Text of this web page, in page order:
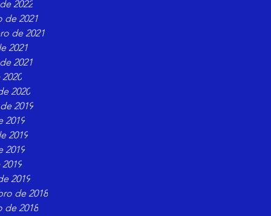
2022
de 2021
de 2021
2021
2021
2020
2019
2019
2019
2019
2019
de 2018
de 2018